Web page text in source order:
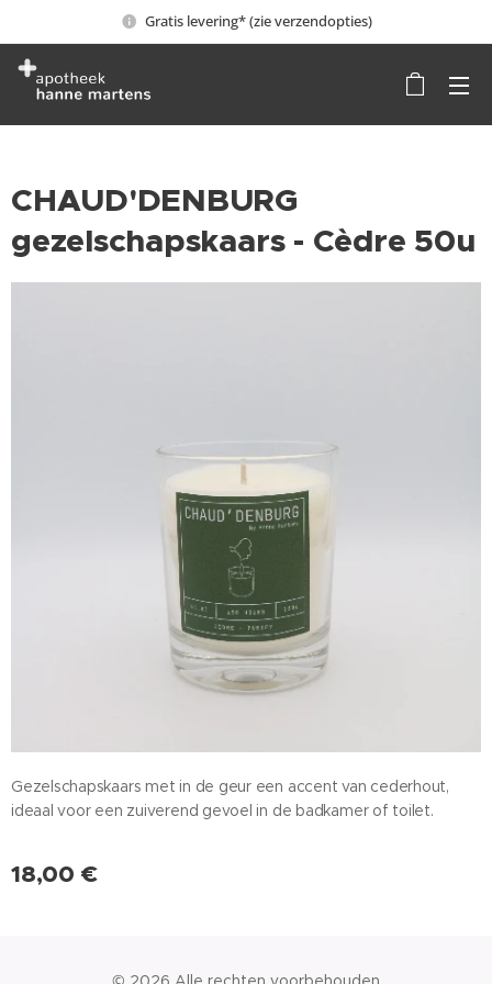
Gratis levering* (zie verzendopties)
CHAUD'DENBURG
gezelschapskaars - Cèdre 50u
Gezelschapskaars met in de geur een accent van cederhout,
ideaal voor een zuiverend gevoel in de badkamer of toilet.
18,00 €